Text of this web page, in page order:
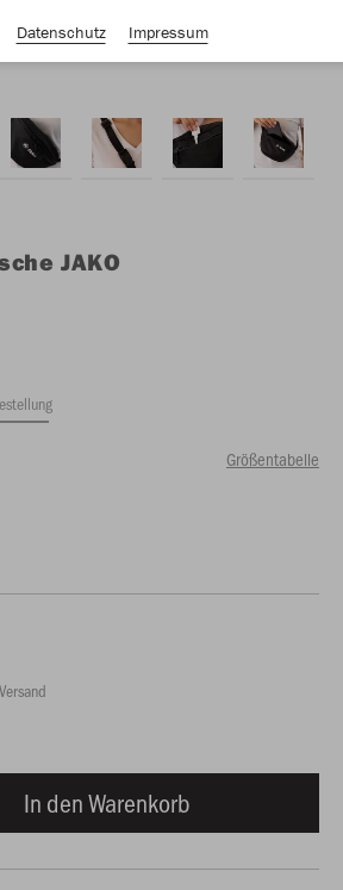
JAKO
Größentabelle
In den Warenkorb
Datenschutz
Impressum